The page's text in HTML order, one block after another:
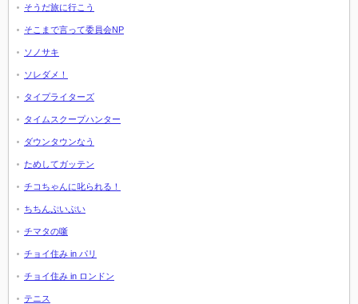
そうだ旅に行こう
そこまで言って委員会NP
ソノサキ
ソレダメ！
タイプライターズ
タイムスクープハンター
ダウンタウンなう
ためしてガッテン
チコちゃんに叱られる！
ちちんぷいぷい
チマタの噺
チョイ住み in パリ
チョイ住み in ロンドン
テニス